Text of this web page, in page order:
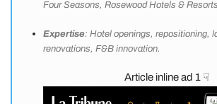
Four Seasons, Rosewood Hotels &
Expertise: Hotel openings, repositioning,
renovations, F&B innovation.
Article inline ad 1 ☟